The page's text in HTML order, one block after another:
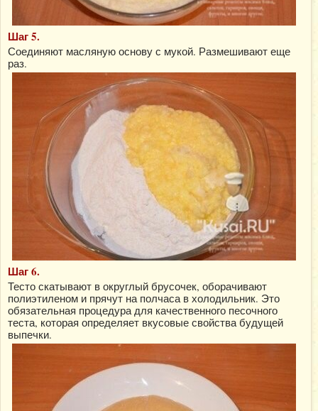
Шаг 5.
Соединяют масляную основу с мукой. Размешивают еще
раз.
Шаг 6.
Тесто скатывают в округлый брусочек, оборачивают
полиэтиленом и прячут на полчаса в холодильник. Это
обязательная процедура для качественного песочного
теста, которая определяет вкусовые свойства будущей
выпечки.